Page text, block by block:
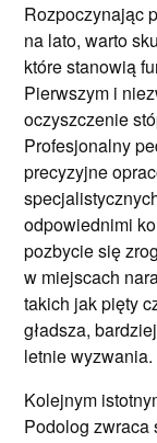
Rozpoczynając
na lato, warto
które stanowią
Pierwszym i
oczyszczenie
Profesjonalny
precyzyjne
odpowiednimi
pozbycie się
w miejscach
takich jak pięty
gładsza,
letnie wyzwania.
Kolejnym
Podolog zwraca